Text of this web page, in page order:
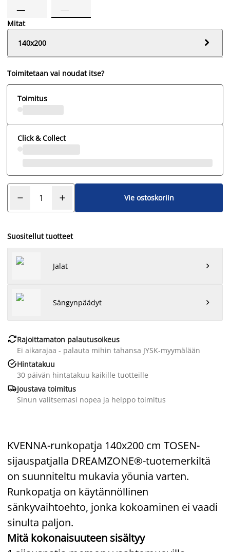
Mitat
140x200

Toimitetaan vai noudat itse?
Toimitus
Click & Collect
Vie ostoskoriin
Suositellut tuotteet
Jalat 
Sängynpäädyt 
Rajoittamaton palautusoikeus
Ei aikarajaa - palauta mihin tahansa JYSK-myymälään
Hintatakuu
30 päivän hintatakuu kaikille tuotteille
Joustava toimitus
Sinun valitsemasi nopea ja helppo toimitus
KVENNA-runkopatja 140x200 cm TOSEN-
sijauspatjalla DREAMZONE®-tuotemerkiltä
on suunniteltu mukavia yöunia varten.
Runkopatja on käytännöllinen
sänkyvaihtoehto, jonka kokoaminen ei vaadi
sinulta paljon.
Mitä kokonaisuuteen sisältyy